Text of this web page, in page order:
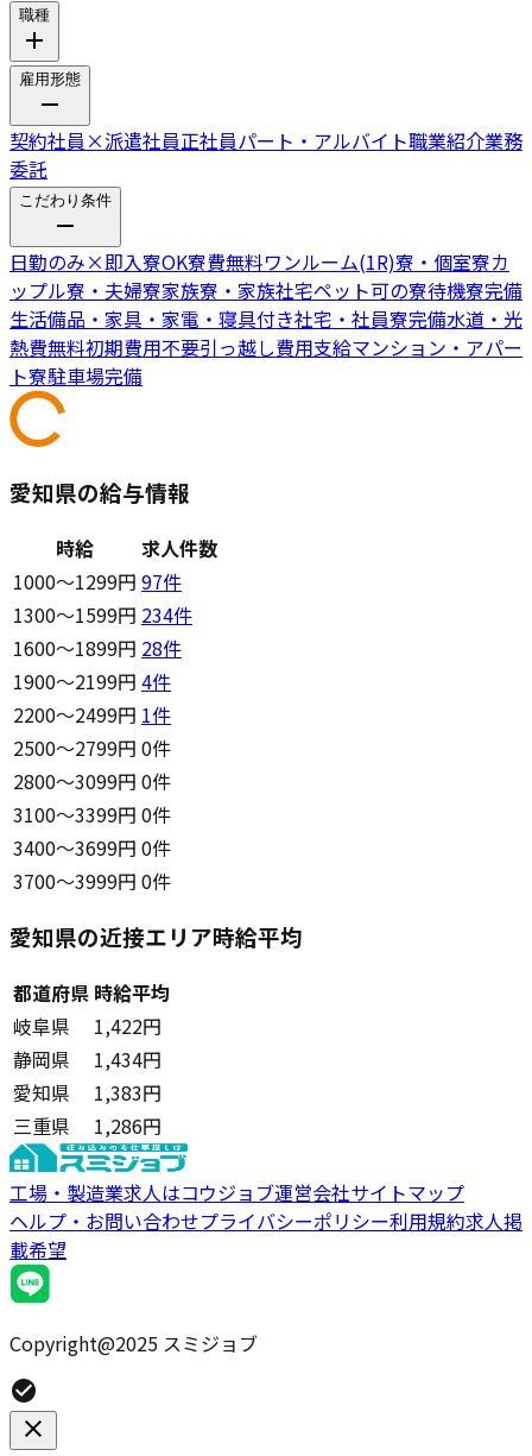
職種
雇用形態
契約社員 ×派遣社員正社員パート・アルバイト職業紹介業務
委託
こだわり条件
日勤のみ×即入寮OK寮費無料ワンルーム(1R)寮・個室寮カ
ップル寮・夫婦寮家族寮・家族社宅ペット可の寮待機寮完備
生活備品・家具・家電・寝具付き社宅・社員寮完備水道・光
熱費無料初期費用不要引っ越し費用支給マンション・アパー
ト寮駐車場完備
愛知県の給与情報
時給
求人件数
1000〜1299円 97件
1300〜1599円 234件
1600〜1899円 28件
1900〜2199円 4件
2200〜2499円 1件
2500〜2799円 0件
2800〜3099円 0件
3100〜3399円 0件
3400〜3699円 0件
3700〜3999円 0件
愛知県の近接エリア時給平均
都道府県 時給平均
岐阜県
1,422円
静岡県
1,434円
愛知県
1,383円
三重県
1,286円
工場・製造業求人はコウジョブ運営会社サイトマップ
ヘルプ・お問い合わせプライバシーポリシー利用規約求人掲
載希望
Copyright@2025 スミジョブ